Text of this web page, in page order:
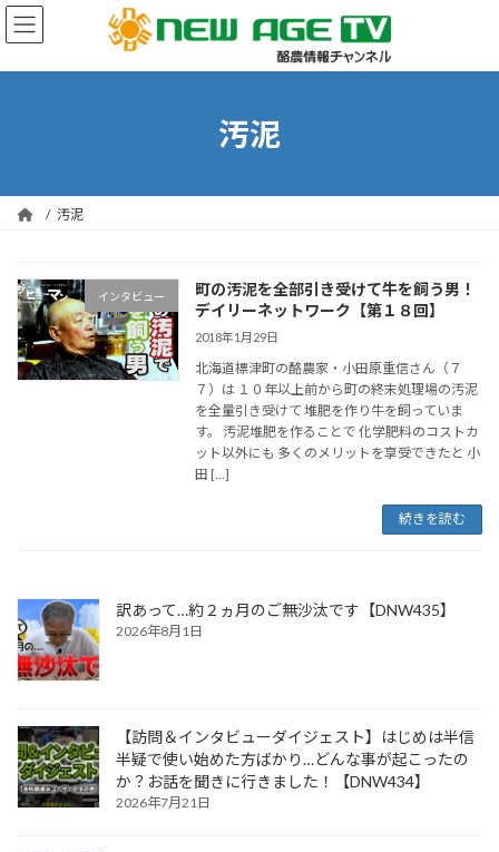
コ
ン
ン
ナ
ビ
ー
汚泥
汚泥
インタビュー
町の汚泥を全部引き受けて牛を飼う男！
デイリーネットワーク【第１８回】
2018年1月29日
北海道標津町の酪農家・小田原重信さん（７
７）は １０年以上前から町の終末処理場の汚泥
を全量引き受けて 堆肥を作り牛を飼っていま
す。 汚泥堆肥を作ることで 化学肥料のコストカ
ット以外にも 多くのメリットを享受できたと 小
田 […]
続きを読む
訳あって…約２ヵ月のご無沙汰です【DNW435】
2026年8月1日
【訪問＆インタビューダイジェスト】はじめは半信
半疑で使い始めた方ばかり…どんな事が起こったの
か？お話を聞きに行きました！【DNW434】
2026年7月21日